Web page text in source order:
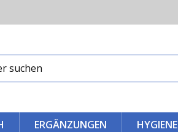
ERGÄNZUNGEN HYGIENE